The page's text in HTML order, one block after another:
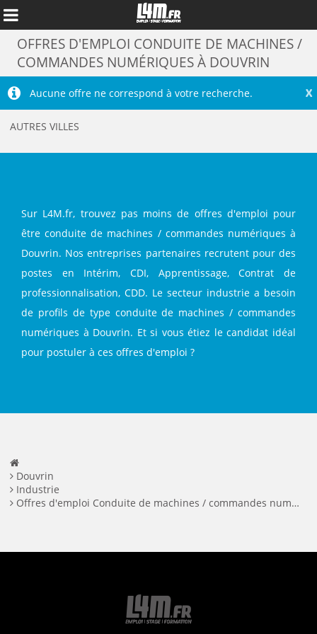
Annuler
OFFRES D'EMPLOI CONDUITE DE MACHINES /
COMMANDES NUMÉRIQUES À DOUVRIN
X
Aucune offre ne correspond à votre recherche.
Sur L4M.fr, trouvez pas moins de offres d'emploi pour
être conduite de machines / commandes numériques à
Douvrin. Nos entreprises partenaires recrutent pour des
postes en Intérim, CDI, Apprentissage, Contrat de
professionnalisation, CDD. Le secteur industrie a besoin
de profils de type conduite de machines / commandes
numériques à Douvrin. Et si vous étiez le candidat idéal
pour postuler à ces offres d'emploi ?
AUTRES VILLES
Douvrin
Industrie
Offres d'emploi Conduite de machines / commandes numériques à Douvrin